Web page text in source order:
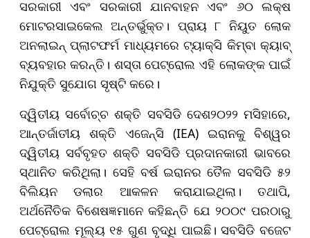
ସରକାରୀ ଏବଂ ସରକାରୀ ଯାନବାହନ ଏବଂ ୬୦ ଲକ୍ଷ
ମୋଟରସାଇକେଲ ଅନ୍ତର୍ଭୁକ୍ତ। ପ୍ରାୟ ୮ ନିୟୁତ ଲୋକ
ଅନଲାଇନ୍ ପ୍ଲାଟଫର୍ମ ମାଧ୍ୟମରେ ଟ୍ୟାକ୍ସି କିମ୍ବା କ୍ୟାବ୍
ବ୍ୟବହାର କରନ୍ତି। ଶସ୍ତା ପେଟ୍ରୋଲ ଏହି ଲୋକଙ୍କ ପାଇଁ
ନିଯୁକ୍ତି ସୁଯୋଗ ସୃଷ୍ଟି କରେ।
ଦ୍ୱିତୀୟ ସର୍ବୋଚ୍ଚ ଶକ୍ତି ସବସିଡି ଦେଶ୨୦୨୨ ମସିହାରେ,
ଆନ୍ତର୍ଜାତୀୟ ଶକ୍ତି ଏଜେନ୍ସି (IEA) ଇରାନକୁ ବିଶ୍ୱର
ଦ୍ୱିତୀୟ ସର୍ବବୃହତ ଶକ୍ତି ସବସିଡି ପ୍ରଦାନକାରୀ ଭାବରେ
ସ୍ଥାନିତ କରିଥିଲା। ସେହି ବର୍ଷ ଇରାନର ତୈଳ ସବସିଡି ୫୨
ବିଲିୟନ ଡଲାର ଆକଳନ କରାଯାଇଥିଲା। ତଥାପି,
ଅର୍ଥନୈତିକ ବିଶେଷଜ୍ଞମାନେ କହିଛନ୍ତି ଯେ ୨୦୦୯ ପରଠାରୁ
ପେଟ୍ରୋଲ ମୂଲ୍ୟ ୧୫ ଗୁଣ ବୃଦ୍ଧି ପାଇଛି। ସବସିଡି ବଜେଟ